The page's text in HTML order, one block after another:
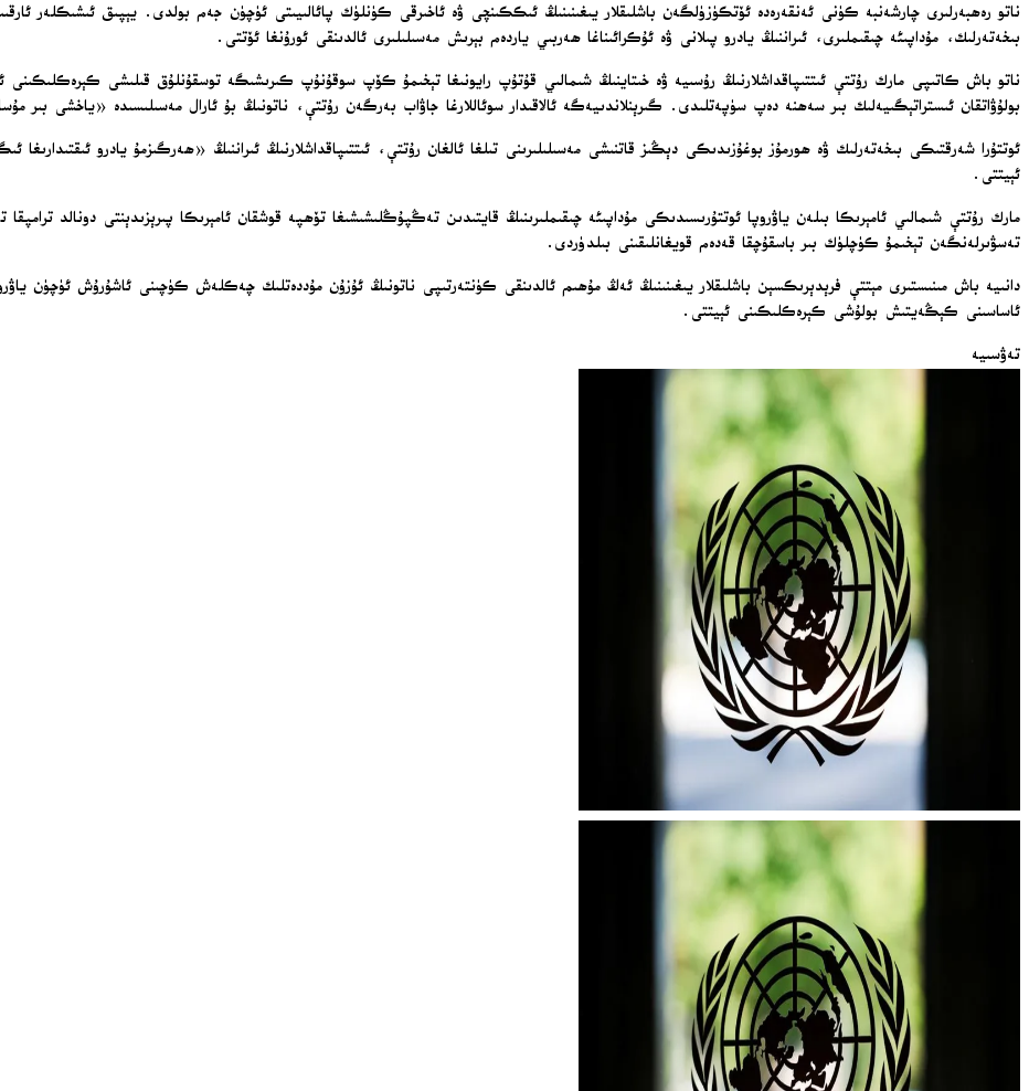
ناتو رەھبەرلىرى چارشەنبە كۈنى ئەنقەرەدە ئۆتكۈزۈلگەن باشلىقلار يىغىنىنىڭ ئىككىنچى ۋە ئاخىرقى كۈنلۈك پائالىيىتى ئۈچۈن جەم بولدى. يېپىق ئىشىكلەر
بىخەتەرلىك، مۇداپىئە چىقىملىرى، ئىراننىڭ يادرو پىلانى ۋە ئۇكرائىناغا ھەربىي ياردەم بېرىش مەسىلىلىرى ئالدىنقى ئورۇنغا ئۆتتى.
ناتو باش كاتىپى مارك رۇتتې ئىتتىپاقداشلارنىڭ رۇسىيە ۋە خىتاينىڭ شىمالىي قۇتۇپ رايونىغا تېخىمۇ كۆپ سوقۇنۇپ كىرىشىگە توسقۇنلۇق قىلىشى
بولۇۋاتقان ئىستراتېگىيەلىك بىر سەھنە دەپ سۈپەتلىدى. گىرېنلاندىيەگە ئالاقىدار سوئاللارغا جاۋاب بەرگەن رۇتتې، ناتونىڭ بۇ ئارال مەسىلىسىدە «ياخشى بىر
ئوتتۇرا شەرقتىكى بىخەتەرلىك ۋە ھورمۇز بوغۇزىدىكى دېڭىز قاتنىشى مەسىلىلىرىنى تىلغا ئالغان رۇتتې، ئىتتىپاقداشلارنىڭ ئىراننىڭ «ھەرگىزمۇ يادرو
ئېيتتى.
تەسۋىرلەنگەن تېخىمۇ كۈچلۈك بىر باسقۇچقا قەدەم قويغانلىقىنى بىلدۈردى.
دانىيە باش مىنىستىرى مېتتې فرېدېرىكسېن باشلىقلار يىغىنىنىڭ ئەڭ مۇھىم ئالدىنقى كۈنتەرتىپى ناتونىڭ ئۇزۇن مۇددەتلىك چەكلەش كۈچىنى ئاشۇرۇش ئۈچۈن
ئاساسىنى كېڭەيتىش بولۇشى كېرەكلىكىنى ئېيتتى.
تەۋسىيە